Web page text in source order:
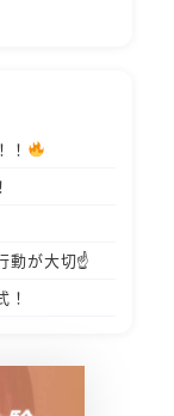
！
動が大切☝️
！